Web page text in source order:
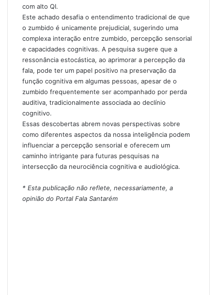
com alto QI.
Este achado desafia o entendimento tradicional de que
o zumbido é unicamente prejudicial, sugerindo uma
complexa interação entre zumbido, percepção sensorial
e capacidades cognitivas. A pesquisa sugere que a
ressonância estocástica, ao aprimorar a percepção da
fala, pode ter um papel positivo na preservação da
função cognitiva em algumas pessoas, apesar de o
zumbido frequentemente ser acompanhado por perda
auditiva, tradicionalmente associada ao declínio
cognitivo.
Essas descobertas abrem novas perspectivas sobre
como diferentes aspectos da nossa inteligência podem
influenciar a percepção sensorial e oferecem um
caminho intrigante para futuras pesquisas na
intersecção da neurociência cognitiva e audiológica.
* Esta publicação não reflete, necessariamente, a
opinião do Portal Fala Santarém